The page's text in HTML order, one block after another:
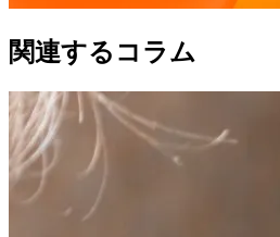
関連するコラム